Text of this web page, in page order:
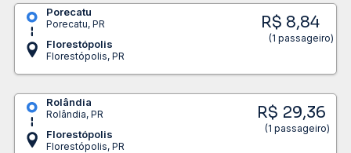
Porecatu
Porecatu, PR
Florestópolis
Florestópolis, PR
R$ 8,84
(1 passageiro)
Rolândia
Rolândia, PR
Florestópolis
Florestópolis, PR
R$ 29,36
(1 passageiro)